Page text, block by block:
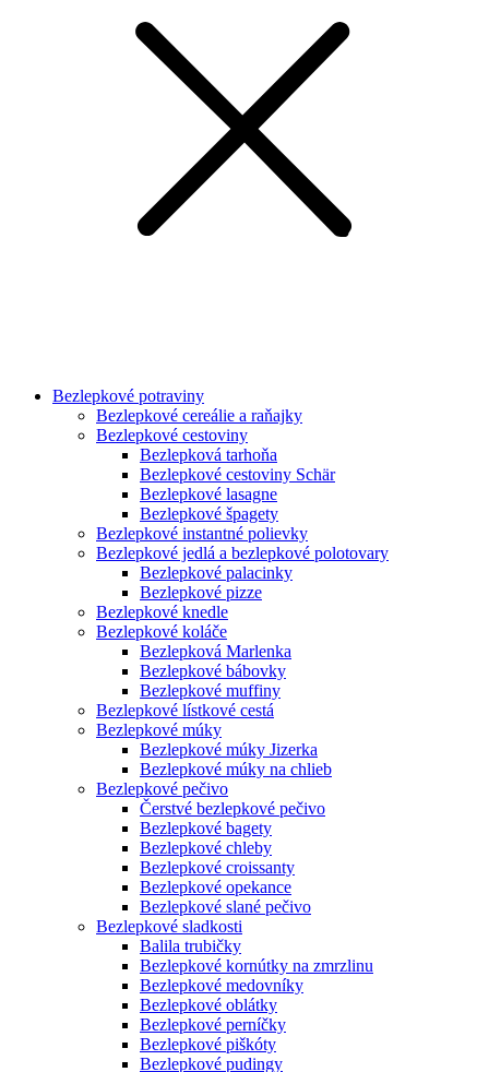
Bezlepkové potraviny
Bezlepkové cereálie a raňajky
Bezlepkové cestoviny
Bezlepková tarhoňa
Bezlepkové cestoviny Schär
Bezlepkové lasagne
Bezlepkové špagety
Bezlepkové instantné polievky
Bezlepkové jedlá a bezlepkové polotovary
Bezlepkové palacinky
Bezlepkové pizze
Bezlepkové knedle
Bezlepkové koláče
Bezlepková Marlenka
Bezlepkové bábovky
Bezlepkové muffiny
Bezlepkové lístkové cestá
Bezlepkové múky
Bezlepkové múky Jizerka
Bezlepkové múky na chlieb
Bezlepkové pečivo
Čerstvé bezlepkové pečivo
Bezlepkové bagety
Bezlepkové chleby
Bezlepkové croissanty
Bezlepkové opekance
Bezlepkové slané pečivo
Bezlepkové sladkosti
Balila trubičky
Bezlepkové kornútky na zmrzlinu
Bezlepkové medovníky
Bezlepkové oblátky
Bezlepkové perníčky
Bezlepkové piškóty
Bezlepkové pudingy